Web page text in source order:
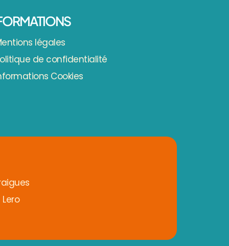
légales
de confidentialité
Cookies